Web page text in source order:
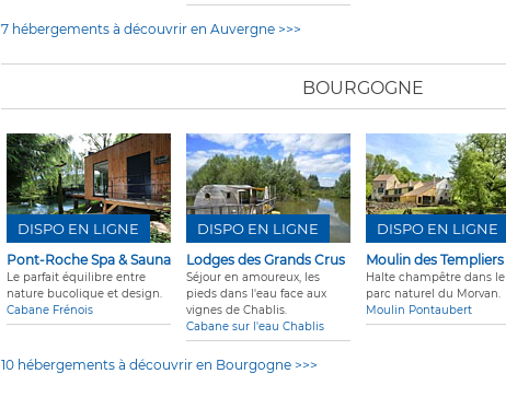
7 hébergements à découvrir en Auvergne >>>
BOURGOGNE
Pont-Roche Spa & Sauna
Le parfait équilibre entre
nature bucolique et design.
Cabane Frénois
DISPO EN LIGNE
Lodges des Grands Crus
Séjour en amoureux, les
pieds dans l'eau face aux
vignes de Chablis.
Cabane sur l'eau Chablis
DISPO EN LIGNE
Moulin des Templiers
Halte champêtre dans le
parc naturel du Morvan.
Moulin Pontaubert
DISPO EN LIGNE
10 hébergements à découvrir en Bourgogne >>>